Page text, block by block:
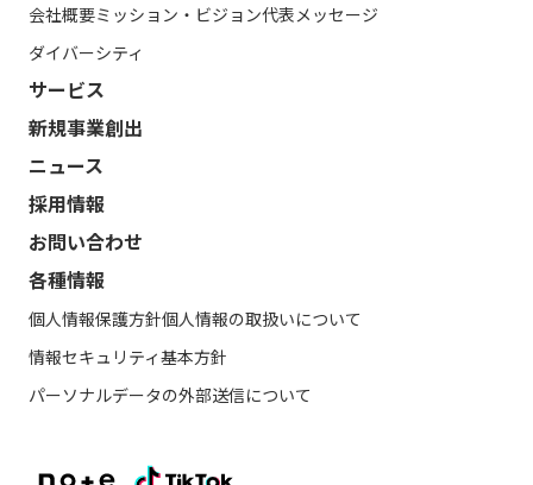
会社概要ミッション・ビジョン代表メッセージ
ダイバーシティ
サービス
新規事業創出
ニュース
採用情報
お問い合わせ
各種情報
個人情報保護方針個人情報の取扱いについて
情報セキュリティ基本方針
パーソナルデータの外部送信について